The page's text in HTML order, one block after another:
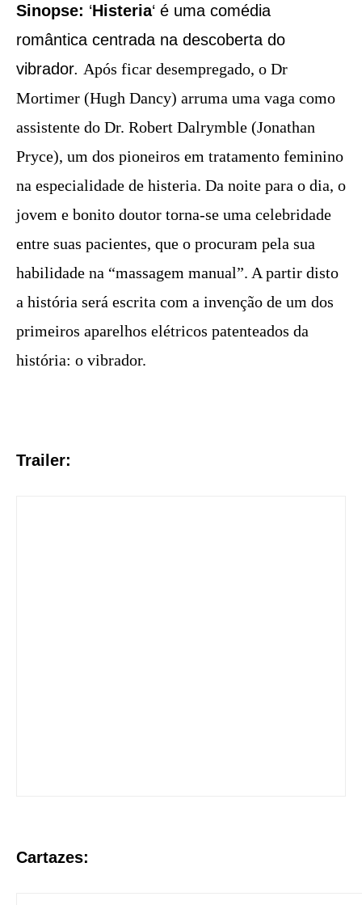
Sinopse: ‘Histeria‘ é uma comédia
romântica centrada na descoberta do
vibrador. Após ficar desempregado, o Dr
Mortimer (Hugh Dancy) arruma uma vaga como
assistente do Dr. Robert Dalrymble (Jonathan
Pryce), um dos pioneiros em tratamento feminino
na especialidade de histeria. Da noite para o dia, o
jovem e bonito doutor torna-se uma celebridade
entre suas pacientes, que o procuram pela sua
habilidade na “massagem manual”. A partir disto
a história será escrita com a invenção de um dos
primeiros aparelhos elétricos patenteados da
história: o vibrador.
Trailer:
Cartazes: